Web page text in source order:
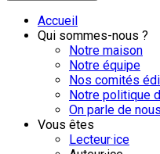
Accueil
Qui sommes-nous ?
Notre maison
Notre équipe
Nos comités
Notre politique
On parle de
Vous êtes
Lecteur·ice